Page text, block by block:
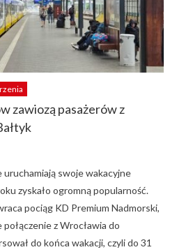
zawiozą pasażerów z
swoje wakacyjne
zyskało ogromną popularność.
pociąg KD Premium Nadmorski,
z Wrocławia do
do końca wakacji, czyli do 31